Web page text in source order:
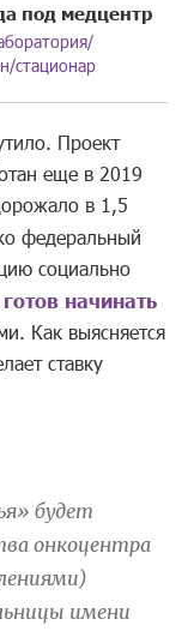
под медцентр
стационар
Проект
еще в 2019
в 1,5
федеральный
социально
начинать
Как выясняется
ставку
будет
онкоцентра
имени